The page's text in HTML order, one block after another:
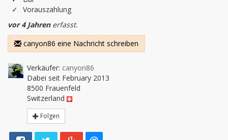
Vorauszahlung
vor 4 Jahrenerfasst.
canyon86 eine Nachricht schreiben
Verkäufer: canyon86
Dabei seit February 2013
8500 Frauenfeld
Switzerland
Folgen